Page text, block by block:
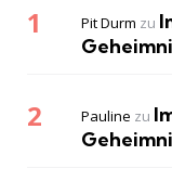
Pit Durm zu
Pauline zu